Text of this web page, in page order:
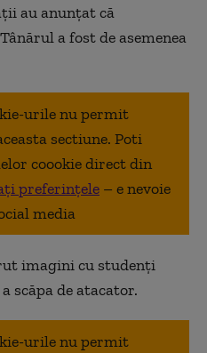
au anunțat că
a fost de asemenea
urile nu permit
sectiune. Poti
coookie direct din
preferințele – e nevoie
media
imagini cu studenți
scăpa de atacator.
urile nu permit